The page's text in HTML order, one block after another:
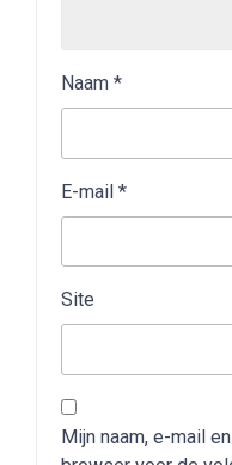
Naam *
E-mail *
Site
Mijn naam, e-mail